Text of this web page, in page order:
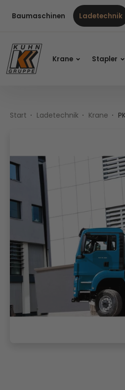
Inhaltsverzeichnis
Hauptnavigation
PK 13002 High Performance
Baumaschinen Ladetechnik
Krane Stapler
Start Ladetechnik Krane